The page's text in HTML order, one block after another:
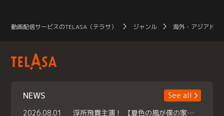
動画配信サービスのTELASA（テラサ） ジャンル 海外・アジアドラ
NEWS
See all
2026.08.01
浮所飛貴主演！ 【夏色の風が僕の家にやってきた】 本日よりテラサで独占配信スタート！